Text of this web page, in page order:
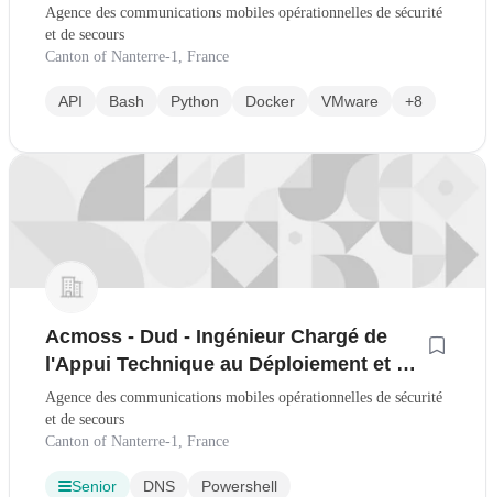
Agence des communications mobiles opérationnelles de sécurité
et de secours
Canton of Nanterre-1, France
API Bash Python Docker VMware +8
Acmoss - Dud - Ingénieur Chargé de
l'Appui Technique au Déploiement et à
la Mise en Service du Rrf H/F
Agence des communications mobiles opérationnelles de sécurité
et de secours
Canton of Nanterre-1, France
Senior DNS
Powershell